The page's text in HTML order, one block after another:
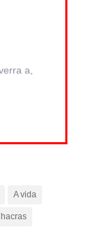
a,
A vida